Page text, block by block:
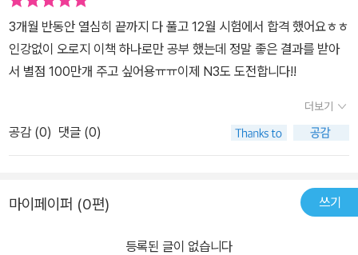
3개월 반동안 열심히 끝까지 다 풀고 12월 시험에서 합격 했어요ㅎㅎ
인강없이 오로지 이책 하나로만 공부 했는데 정말 좋은 결과를 받아
서 별점 100만개 주고 싶어용ㅠㅠ이제 N3도 도전합니다!!
더보기
공감 (0) 댓글 (0)
마이페이퍼 (0편) 쓰기
등록된 글이 없습니다